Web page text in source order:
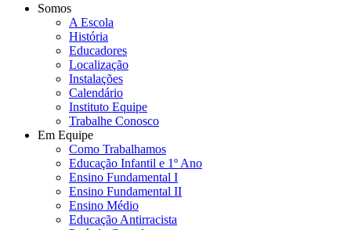
Somos
A Escola
História
Educadores
Localização
Instalações
Calendário
Instituto Equipe
Trabalhe Conosco
Em Equipe
Como Trabalhamos
Educação Infantil e 1º Ano
Ensino Fundamental I
Ensino Fundamental II
Ensino Médio
Educação Antirracista